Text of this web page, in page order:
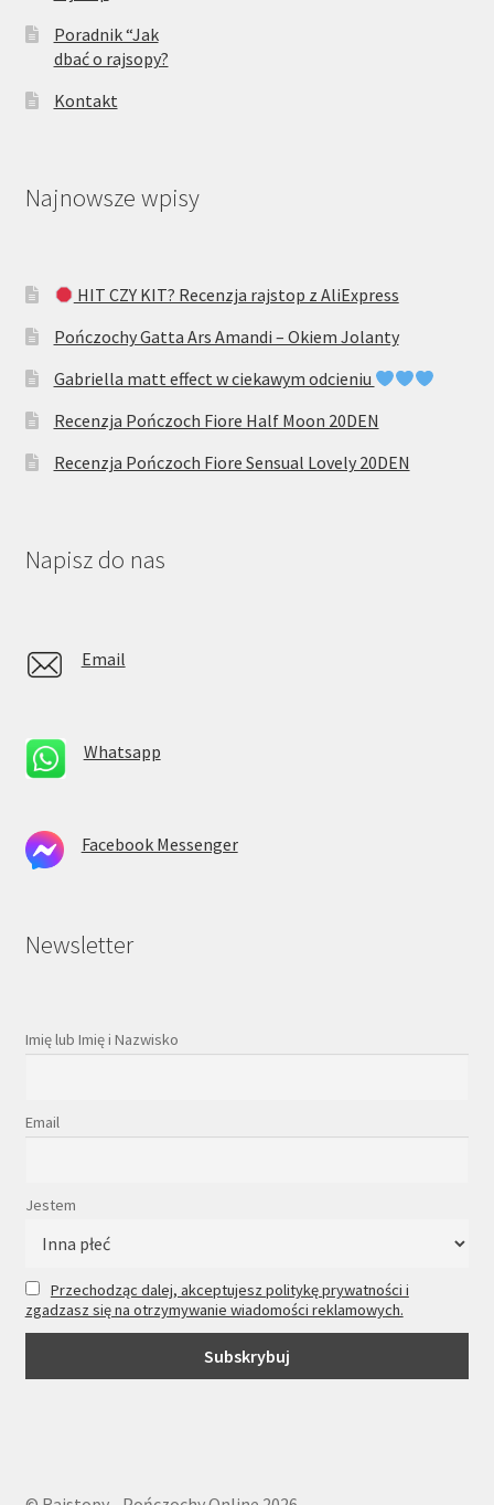
Poradnik “Jak
dbać o rajsopy?
Kontakt
Najnowsze wpisy
HIT CZY KIT? Recenzja rajstop z AliExpress
Pończochy Gatta Ars Amandi – Okiem Jolanty
Gabriella matt effect w ciekawym odcieniu
Recenzja Pończoch Fiore Half Moon 20DEN
Recenzja Pończoch Fiore Sensual Lovely 20DEN
Napisz do nas
Email
Whatsapp
Facebook Messenger
Newsletter
Imię lub Imię i Nazwisko
Email
Jestem
Przechodząc dalej, akceptujesz politykę prywatności i
zgadzasz się na otrzymywanie wiadomości reklamowych.